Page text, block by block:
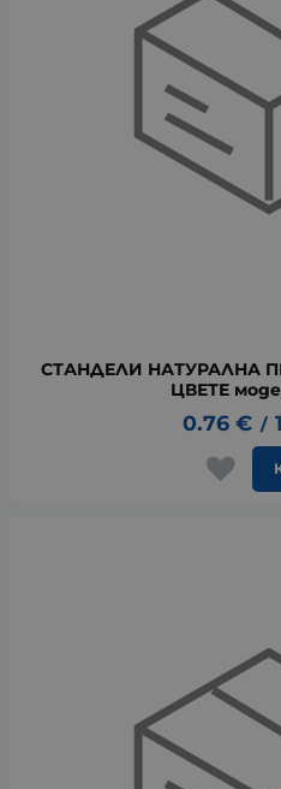
СТАНДЕЛИ НАТУРАЛНА
ЦВЕТЕ
0.76 € /